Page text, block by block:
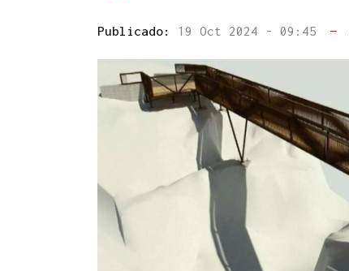
Publicado: 19 Oct 2024 - 09:45 —